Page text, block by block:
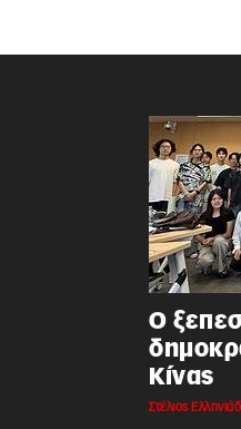
Ο
Κίνας
Στέλιος